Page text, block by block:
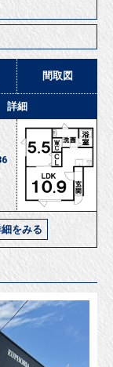
間取図
詳細
をみる